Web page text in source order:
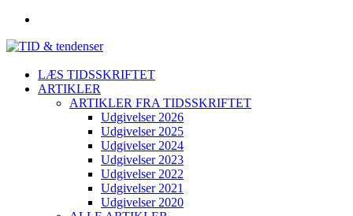
LÆS TIDSSKRIFTET
ARTIKLER
ARTIKLER FRA TIDSSKRIFTET
Udgivelser 2026
Udgivelser 2025
Udgivelser 2024
Udgivelser 2023
Udgivelser 2022
Udgivelser 2021
Udgivelser 2020